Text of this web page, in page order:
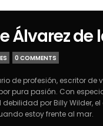
Álvarez de
0 COMMENTS
de profesión, escritor
pura pasión. Con
debilidad por Billy Wilder,
estoy frente al mar.